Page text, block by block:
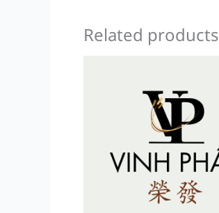
Related products